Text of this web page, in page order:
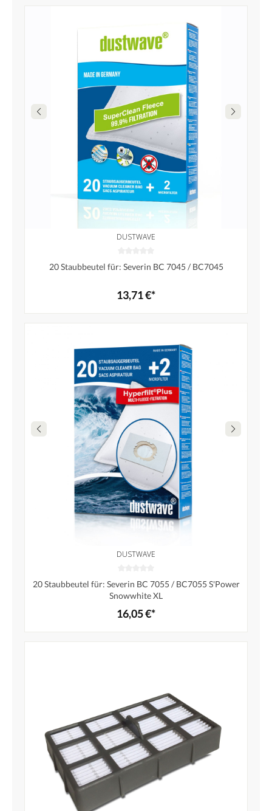
DUSTWAVE
20 Staubbeutel für: Severin BC 7045 / BC7045
13,71 €*
DUSTWAVE
20 Staubbeutel für: Severin BC 7055 / BC7055 S'Power
Snowwhite XL
16,05 €*